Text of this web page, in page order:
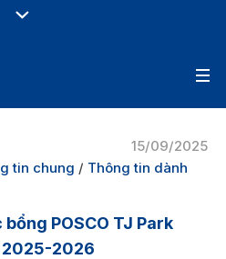
15/09/2025
tin chung / Thông tin dành
POSCO TJ Park
2025-2026